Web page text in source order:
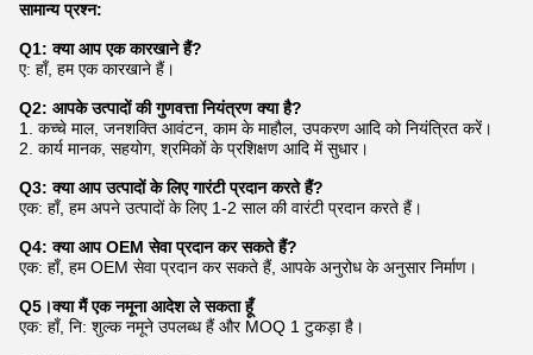
सामान्य प्रश्न:
Q1: क्या आप एक कारखाने हैं?
ए: हाँ, हम एक कारखाने हैं।
Q2: आपके उत्पादों की गुणवत्ता नियंत्रण क्या है?
1. कच्चे माल, जनशक्ति आवंटन, काम के माहौल, उपकरण आदि को नियंत्रित करें।
2. कार्य मानक, सहयोग, श्रमिकों के प्रशिक्षण आदि में सुधार।
Q3: क्या आप उत्पादों के लिए गारंटी प्रदान करते हैं?
एक: हाँ, हम अपने उत्पादों के लिए 1-2 साल की वारंटी प्रदान करते हैं।
Q4: क्या आप OEM सेवा प्रदान कर सकते हैं?
एक: हाँ, हम OEM सेवा प्रदान कर सकते हैं, आपके अनुरोध के अनुसार निर्माण।
Q5।क्या मैं एक नमूना आदेश ले सकता हूँ
एक: हाँ, नि: शुल्क नमूने उपलब्ध हैं और MOQ 1 टुकड़ा है।